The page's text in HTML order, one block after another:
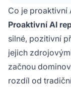
obsahu
autority
AI systémy
Co je proaktivní
Proaktivní AI
silné, pozitivní
jejich
začnou
rozdíl od